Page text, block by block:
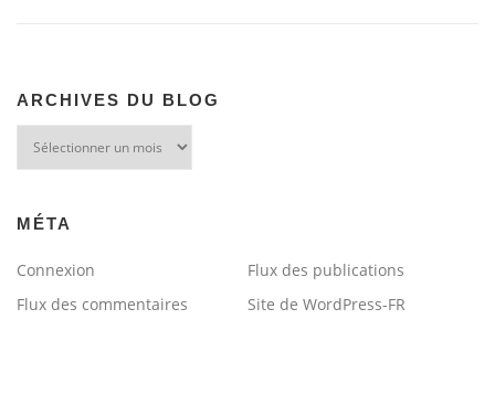
ARCHIVES DU BLOG
MÉTA
Connexion
Flux des publications
Flux des commentaires
Site de WordPress-FR